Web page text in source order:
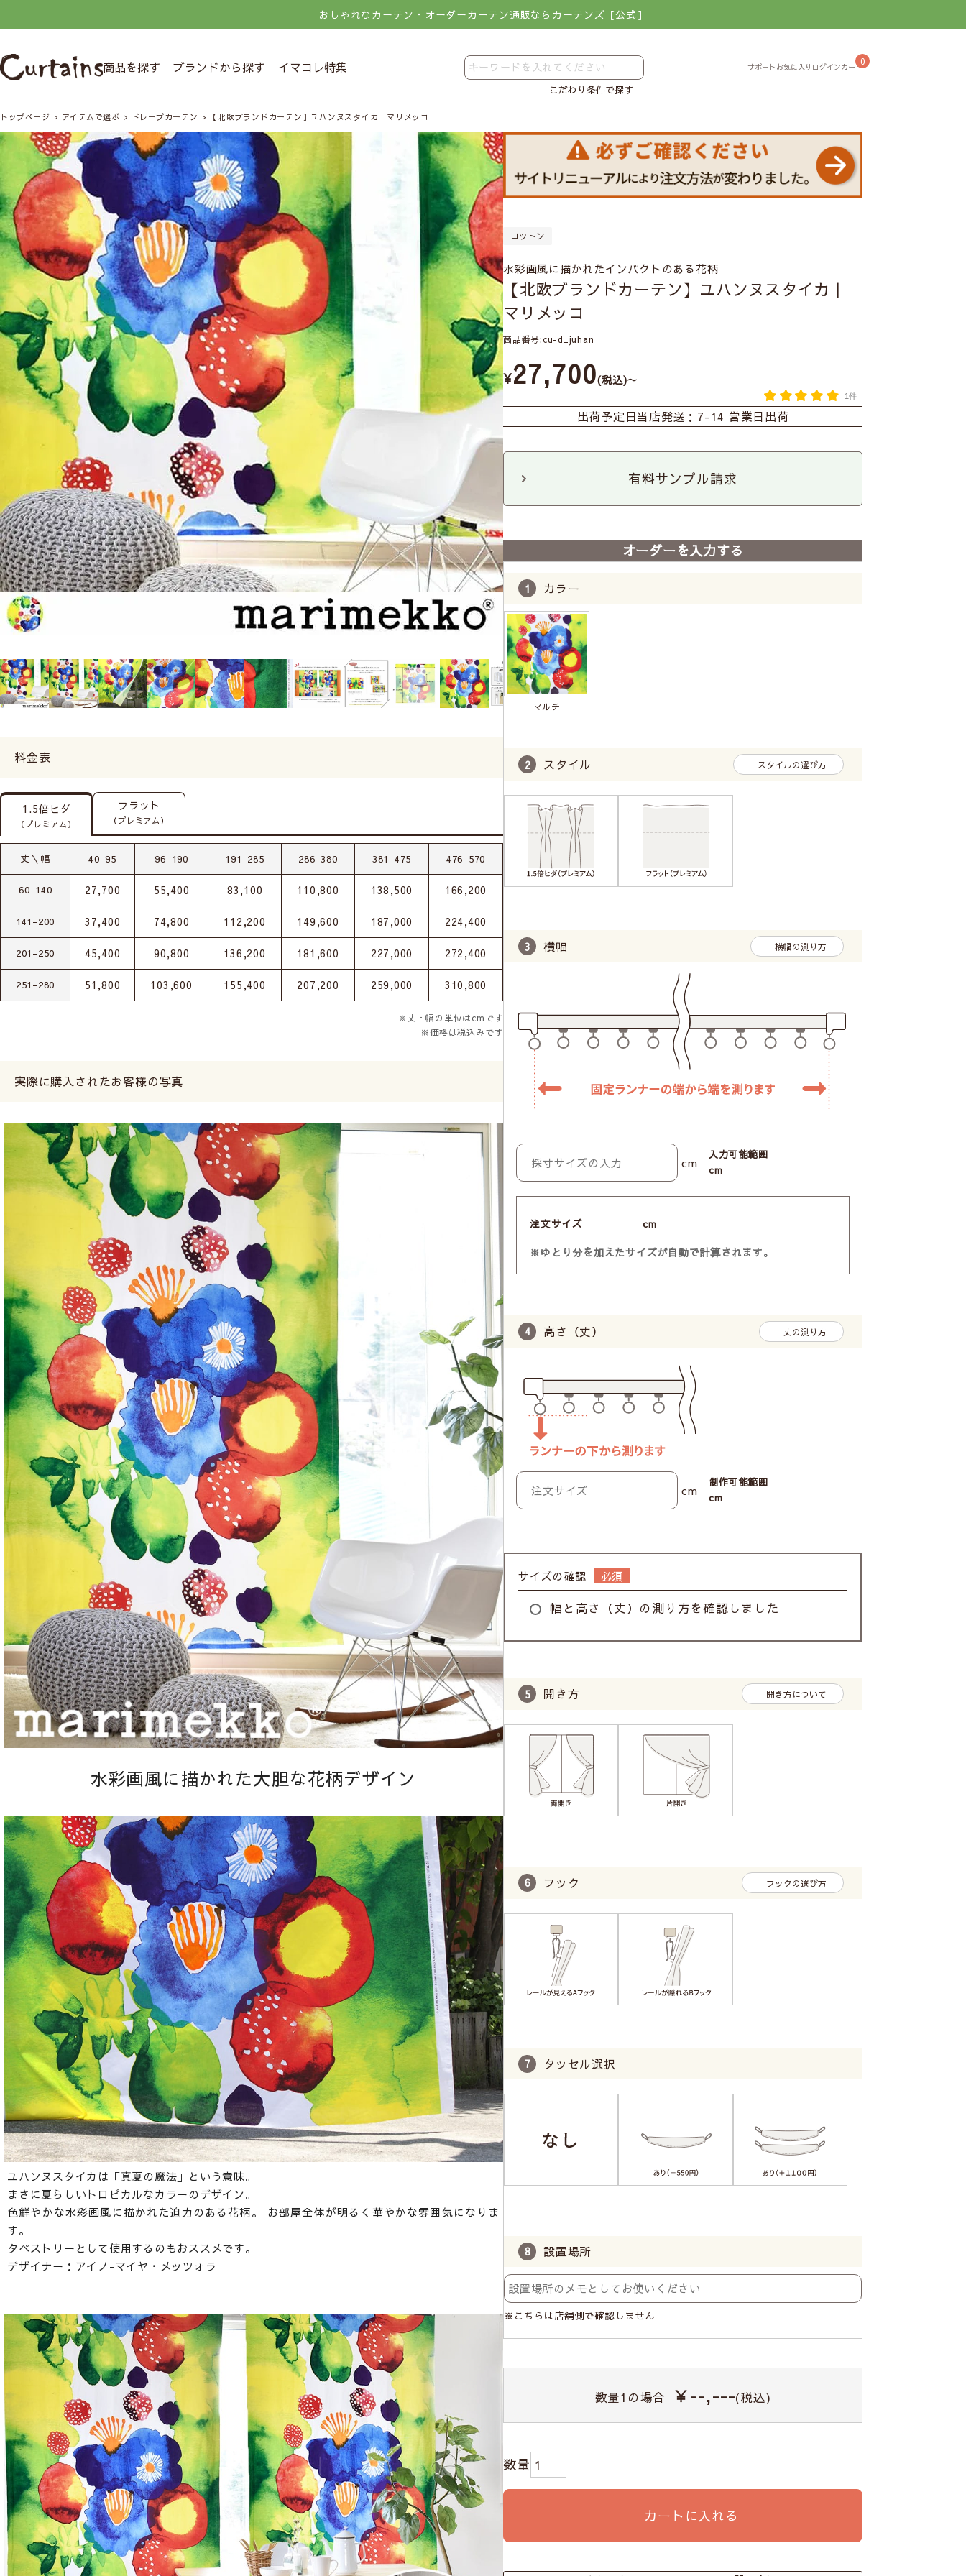
おしゃれなカーテン・オーダーカーテン通販ならカーテンズ【公式】
商品を探す ブランドから探す イマコレ特集
こだわり条件で探す
0
トップページ アイテムで選ぶ ドレープカーテン 【北欧ブランドカーテン】ユハンヌスタイカ｜マリメッコ
料金表
1.5倍ヒダ
（プレミアム）
フラット
（プレミアム）
丈＼幅 40-95 96-190 191-285 286-380 381-475 476-570
60-140 27,700 55,400 83,100 110,800 138,500 166,200
141-200 37,400 74,800 112,200 149,600 187,000 224,400
201-250 45,400 90,800 136,200 181,600 227,000 272,400
251-280 51,800 103,600 155,400 207,200 259,000 310,800
※丈・幅の単位はcmです
※価格は税込みです
実際に購入されたお客様の写真
水彩画風に描かれた大胆な花柄デザイン
ユハンヌスタイカは「真夏の魔法」という意味。
まさに夏らしいトロピカルなカラーのデザイン。
色鮮やかな水彩画風に描かれた迫力のある花柄。 お部屋全体が明るく華やかな雰囲気になりま
す。
タペストリーとして使用するのもおススメです。
デザイナー：アイノ-マイヤ・メッツォラ
コットン
水彩画風に描かれたインパクトのある花柄
【北欧ブランドカーテン】ユハンヌスタイカ｜
マリメッコ
商品番号 cu-d_juhan
¥27,700 税込 〜
1件
出荷予定日当店発送：7-14 営業日出荷
有料サンプル請求
オーダーを入力する
カラー
マルチ
スタイル スタイルの選び方
横幅 横幅の測り方
cm
入力可能範囲
cm
注文サイズ cm
※ゆとり分を加えたサイズが自動で計算されます。
高さ（丈） 丈の測り方
cm
制作可能範囲
cm
サイズの確認
幅と高さ（丈）の測り方を確認しました
開き方 開き方について
フック フックの選び方
タッセル選択
設置場所
※こちらは店舗側で確認しません
数量1 の場合 ￥--,---(税込)
カートに入れる